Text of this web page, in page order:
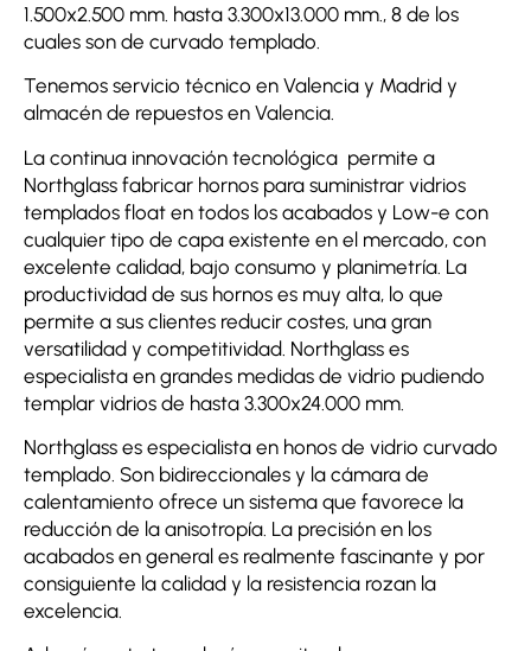
1.500x2.500 mm. hasta 3.300x13.000 mm., 8 de los
cuales son de curvado templado.
Tenemos servicio técnico en Valencia y Madrid y
almacén de repuestos en Valencia.
La continua innovación tecnológica permite a
Northglass fabricar hornos para suministrar vidrios
templados float en todos los acabados y Low-e con
cualquier tipo de capa existente en el mercado, con
excelente calidad, bajo consumo y planimetría. La
productividad de sus hornos es muy alta, lo que
permite a sus clientes reducir costes, una gran
versatilidad y competitividad. Northglass es
especialista en grandes medidas de vidrio pudiendo
templar vidrios de hasta 3.300x24.000 mm.
Northglass es especialista en honos de vidrio curvado
templado. Son bidireccionales y la cámara de
calentamiento ofrece un sistema que favorece la
reducción de la anisotropía. La precisión en los
acabados en general es realmente fascinante y por
consiguiente la calidad y la resistencia rozan la
excelencia.